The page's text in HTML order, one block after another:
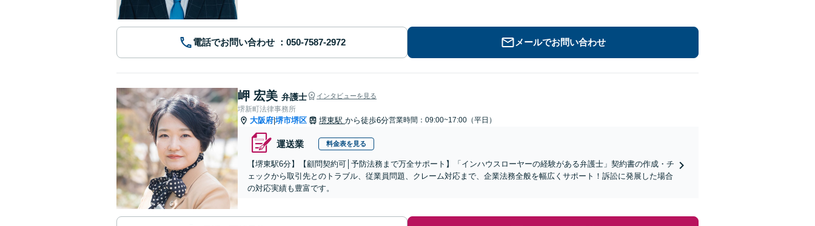
電話でお問い合わせ メールでお問い合わせ
岬 宏美 弁護士 インタビューを見る
堺新町法律事務所
大阪府 堺市堺区 堺東駅 から徒歩6分営業時間：09:00~17:00（平日）
運送業 料金表を見る
【堺東駅6分】【顧問契約可│予防法務まで万全サポート】「インハウスローヤーの経験がある弁護士」契約書の作成・チ
ェックから取引先とのトラブル、従業員問題、クレーム対応まで、企業法務全般を幅広くサポート！訴訟に発展した場合
の対応実績も豊富です。